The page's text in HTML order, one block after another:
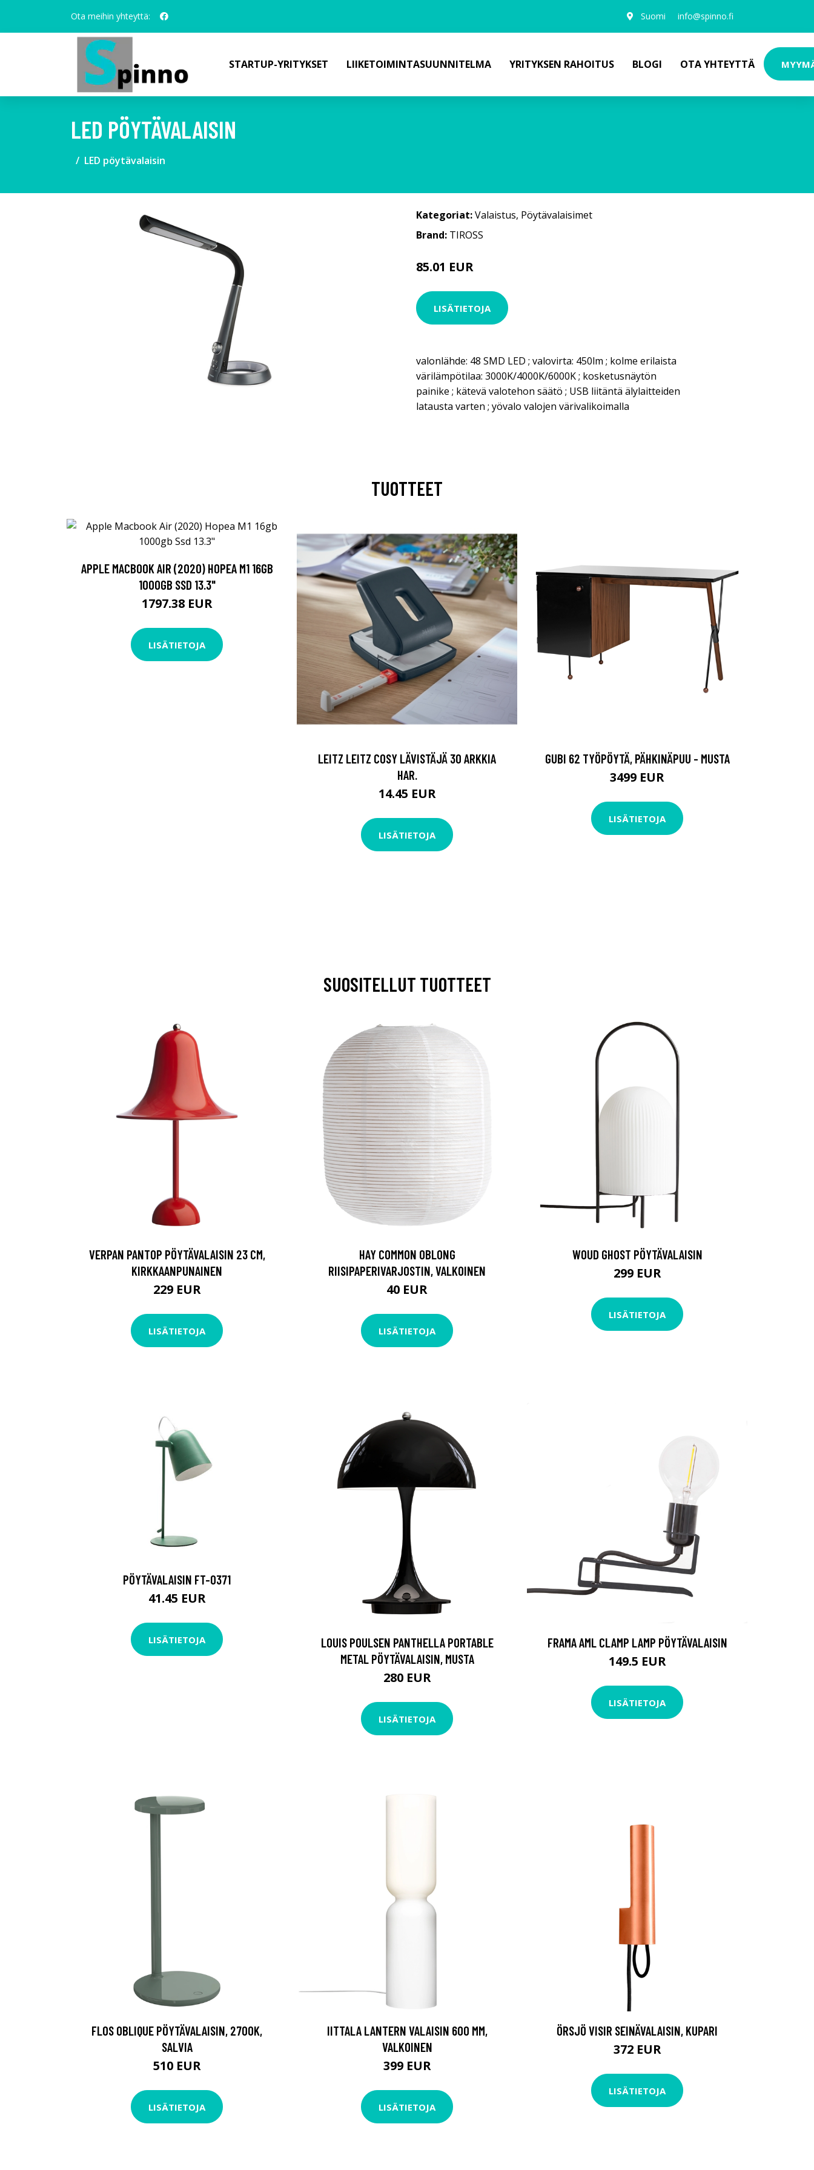
Ota meihin yhteyttä: Suomi info@spinno.fi
STARTUP-YRITYKSET LIIKETOIMINTASUUNNITELMA YRITYKSEN RAHOITUS BLOGI OTA YHTEYTTÄ
LED PÖYTÄVALAISIN
LED pöytävalaisin
Kategoriat:Valaistus, Pöytävalaisimet
Brand: TIROSS
85.01 EUR
LISÄTIETOJA
valonlähde: 48 SMD LED ; valovirta: 450lm ; kolme erilaista
värilämpötilaa: 3000K/4000K/6000K ; kosketusnäytön
painike ; kätevä valotehon säätö ; USB liitäntä älylaitteiden
latausta varten ; yövalo valojen värivalikoimalla
TUOTTEET
APPLE MACBOOK AIR (2020) HOPEA M1 16GB
1000GB SSD 13.3"
1797.38 EUR
LISÄTIETOJA
LEITZ LEITZ COSY LÄVISTÄJÄ 30 ARKKIA
HAR.
14.45 EUR
LISÄTIETOJA
GUBI 62 TYÖPÖYTÄ, PÄHKINÄPUU - MUSTA
3499 EUR
LISÄTIETOJA
SUOSITELLUT TUOTTEET
VERPAN PANTOP PÖYTÄVALAISIN 23 CM,
KIRKKAANPUNAINEN
229 EUR
LISÄTIETOJA
HAY COMMON OBLONG
RIISIPAPERIVARJOSTIN, VALKOINEN
40 EUR
LISÄTIETOJA
WOUD GHOST PÖYTÄVALAISIN
299 EUR
LISÄTIETOJA
PÖYTÄVALAISIN FT-0371
41.45 EUR
LISÄTIETOJA
LOUIS POULSEN PANTHELLA PORTABLE
METAL PÖYTÄVALAISIN, MUSTA
280 EUR
LISÄTIETOJA
FRAMA AML CLAMP LAMP PÖYTÄVALAISIN
149.5 EUR
LISÄTIETOJA
FLOS OBLIQUE PÖYTÄVALAISIN, 2700K,
SALVIA
510 EUR
LISÄTIETOJA
IITTALA LANTERN VALAISIN 600 MM,
VALKOINEN
399 EUR
LISÄTIETOJA
ÖRSJÖ VISIR SEINÄVALAISIN, KUPARI
372 EUR
LISÄTIETOJA